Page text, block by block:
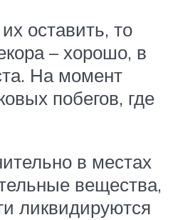
оставить, то
– хорошо, в
На момент
побегов, где
в местах
вещества,
ликвидируются